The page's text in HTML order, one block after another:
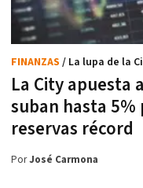
La City apuesta
suban hasta
reservas récord
FINANZAS / La lupa de la
PorJosé Carmona